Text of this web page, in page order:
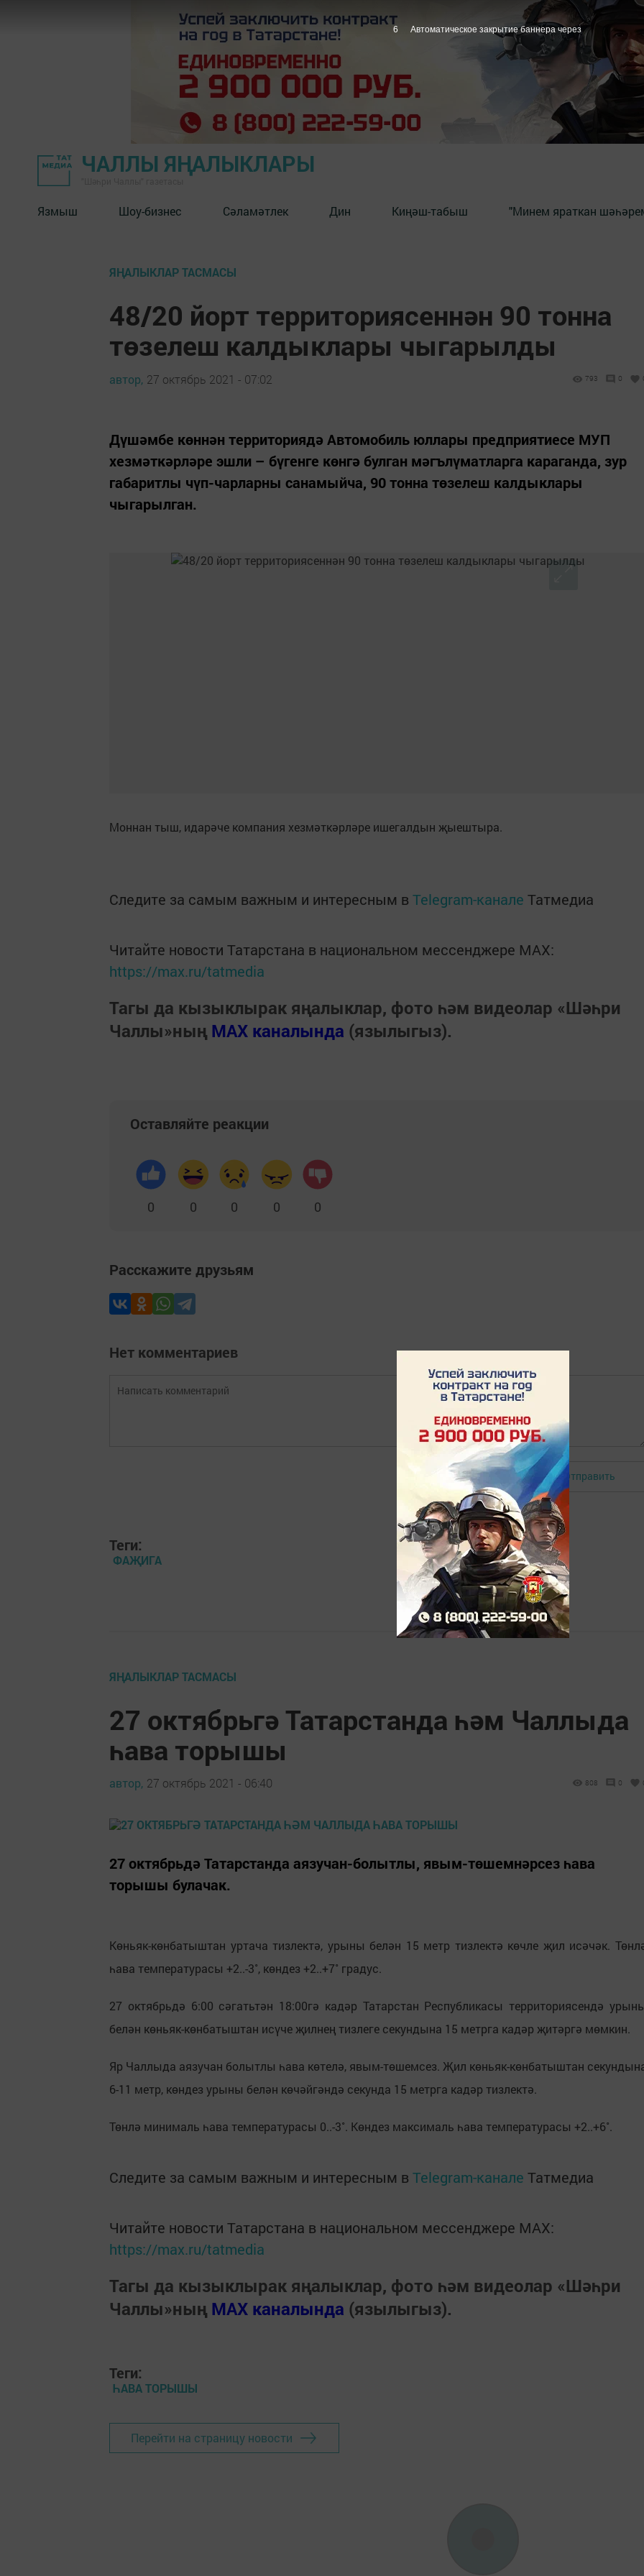
ЧАЛЛЫ ЯҢАЛЫКЛАРЫ
Язмыш Шоу-бизнес Сәламәтлек Дин Киңәш-табыш "Минем яраткан
ЯҢАЛЫКЛАР ТАСМАСЫ
48/20 йорт территориясеннән 90 тонна
төзелеш калдыклары чыгарылды
автор, 27 октябрь 2021 - 07:02 793 0
Дүшәмбе көннән территориядә Автомобиль юллары предприятиесе МУП
хезмәткәрләре эшли – бүгенге көнгә булган мәгълүматларга караганда, зур
габаритлы чүп-чарларны санамыйча, 90 тонна төзелеш калдыклары
чыгарылган.
Моннан тыш, идарәче компания хезмәткәрләре ишегалдын җыештыра.
Следите за самым важным и интересным в Telegram-канале Татмедиа
Читайте новости Татарстана в национальном мессенджере MАХ:
https://max.ru/tatmedia
Тагы да кызыклырак яңалыклар, фото һәм видеолар «Шәһри
Чаллы»ның MAX каналында (язылыгыз).
Оставляйте реакции
0 0 0 0 0
Расскажите друзьям
Нет комментариев
Авторизоваться Отправить
Теги:
ФАҖИГА
ЯҢАЛЫКЛАР ТАСМАСЫ
27 октябрьгә Татарстанда һәм Чаллыда
һава торышы
автор, 27 октябрь 2021 - 06:40 808 0
27 октябрьдә Татарстанда аязучан-болытлы, явым-төшемнәрсез һава
торышы булачак.
Көньяк-көнбатыштан уртача тизлектә, урыны белән 15 метр тизлектә көчле җил исәчәк.
һава температурасы +2..-3˚, көндез +2..+7˚ градус.
27 октябрьдә 6:00 сәгатьтән 18:00гә кадәр Татарстан Республикасы территориясендә
белән көньяк-көнбатыштан исүче җилнең тизлеге секундына 15 метрга кадәр җитәргә мөмкин.
Яр Чаллыда аязучан болытлы һава көтелә, явым-төшемсез. Җил көньяк-көнбатыштан
6-11 метр, көндез урыны белән көчәйгәндә секунда 15 метрга кадәр тизлектә.
Төнлә минималь һава температурасы 0..-3˚. Көндез максималь һава температурасы +2..+6˚.
Следите за самым важным и интересным в Telegram-канале Татмедиа
Читайте новости Татарстана в национальном мессенджере MАХ:
https://max.ru/tatmedia
Тагы да кызыклырак яңалыклар, фото һәм видеолар «Шәһри
Чаллы»ның MAX каналында (язылыгыз).
Теги:
ҺАВА ТОРЫШЫ
Перейти на страницу новости
5 Автоматическое закрытие баннера через